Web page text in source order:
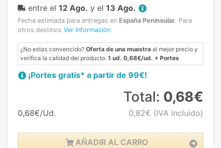
entre el 12 Ago. y el 13 Ago.
Fecha estimada para entregas en España Peninsular. Para
otros destinos Ver Información
¿No estas convencido? Oferta de una muestra al mejor precio y
verifica la calidad del producto. 1 ud. 0,68€/ud. + Portes
¡Portes gratis* a partir de 99€!
0,68€/Ud.
Total: 0,68€
0,82€ (IVA incluido)
AÑADIR AL CARRO